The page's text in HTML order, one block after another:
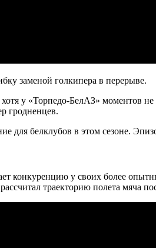
заменой голкипера в перерыве.
у «Торпедо-БелАЗ» моментов
гродненцев.
для белклубов в этом сезоне.
конкуренцию у своих более
траекторию полета мяча